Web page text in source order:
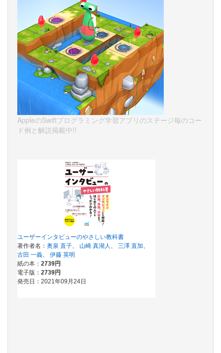
AppleのSwiftプログラミング学習アプリのステージ毎のコー
ド例と解説掲載中!!